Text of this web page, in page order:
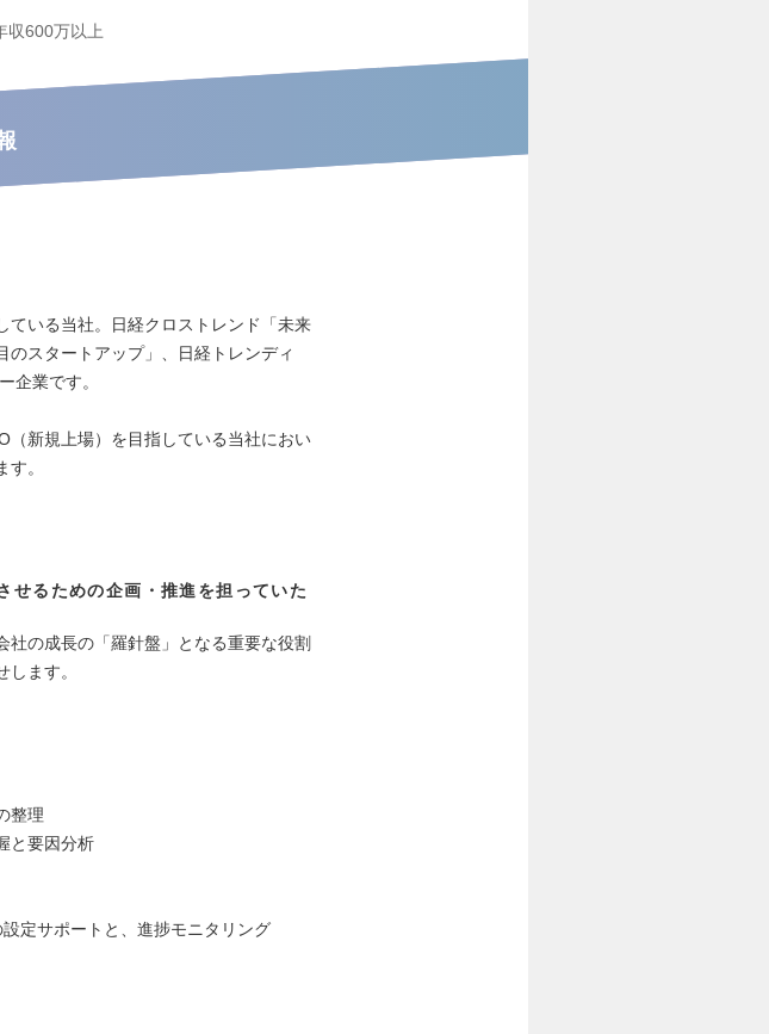
収600万以上
ている当社。日経クロストレンド「未来
スタートアップ」、日経トレンディ
企業です。
（新規上場）を目指している当社におい
。
せるための企画・推進を担っていた
の成長の「羅針盤」となる重要な役割
ます。
整理
と要因分析
定サポートと、進捗モニタリング